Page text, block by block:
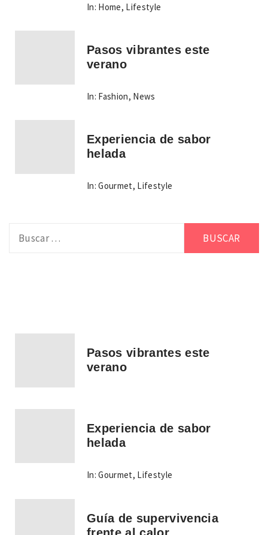
In: Home, Lifestyle
Pasos vibrantes este
verano
In: Fashion, News
Experiencia de sabor
helada
In: Gourmet, Lifestyle
Pasos vibrantes este
verano
Experiencia de sabor
helada
In: Gourmet, Lifestyle
Guía de supervivencia